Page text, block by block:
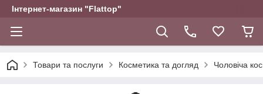
Інтернет-магазин "Flattop"
Товари та послуги Косметика та догляд Чоловіча